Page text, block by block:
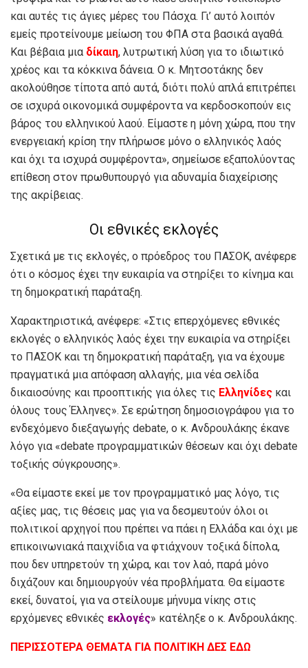
και αυτές τις άγιες μέρες του Πάσχα. Γι’ αυτό λοιπόν
εμείς προτείνουμε μείωση του ΦΠΑ στα βασικά αγαθά.
Και βέβαια μια δίκαιη, λυτρωτική λύση για το ιδιωτικό
χρέος και τα κόκκινα δάνεια. Ο κ. Μητσοτάκης δεν
ακολούθησε τίποτα από αυτά, διότι πολύ απλά επιτρέπει
σε ισχυρά οικονομικά συμφέροντα να κερδοσκοπούν εις
βάρος του ελληνικού λαού. Είμαστε η μόνη χώρα, που την
ενεργειακή κρίση την πλήρωσε μόνο ο ελληνικός λαός
και όχι τα ισχυρά συμφέροντα», σημείωσε εξαπολύοντας
επίθεση στον πρωθυπουργό για αδυναμία διαχείρισης
της ακρίβειας.
Οι εθνικές εκλογές
Σχετικά με τις εκλογές, ο πρόεδρος του ΠΑΣΟΚ, ανέφερε
ότι ο κόσμος έχει την ευκαιρία να στηρίξει το κίνημα και
τη δημοκρατική παράταξη.
Χαρακτηριστικά, ανέφερε: «Στις επερχόμενες εθνικές
εκλογές ο ελληνικός λαός έχει την ευκαιρία να στηρίξει
το ΠΑΣΟΚ και τη δημοκρατική παράταξη, για να έχουμε
πραγματικά μια απόφαση αλλαγής, μια νέα σελίδα
δικαιοσύνης και προοπτικής για όλες τις Ελληνίδες και
όλους τους Έλληνες». Σε ερώτηση δημοσιογράφου για το
ενδεχόμενο διεξαγωγής debate, ο κ. Ανδρουλάκης έκανε
λόγο για «debate προγραμματικών θέσεων και όχι debate
τοξικής σύγκρουσης».
«Θα είμαστε εκεί με τον προγραμματικό μας λόγο, τις
αξίες μας, τις θέσεις μας για να δεσμευτούν όλοι οι
πολιτικοί αρχηγοί που πρέπει να πάει η Ελλάδα και όχι με
επικοινωνιακά παιχνίδια να φτιάχνουν τοξικά δίπολα,
που δεν υπηρετούν τη χώρα, και τον λαό, παρά μόνο
διχάζουν και δημιουργούν νέα προβλήματα. Θα είμαστε
εκεί, δυνατοί, για να στείλουμε μήνυμα νίκης στις
ερχόμενες εθνικές εκλογές» κατέληξε ο κ. Ανδρουλάκης.
ΠΕΡΙΣΣΟΤΕΡΑ ΘΕΜΑΤΑ ΓΙΑ ΠΟΛΙΤΙΚΗ ΔΕΣ ΕΔΩ